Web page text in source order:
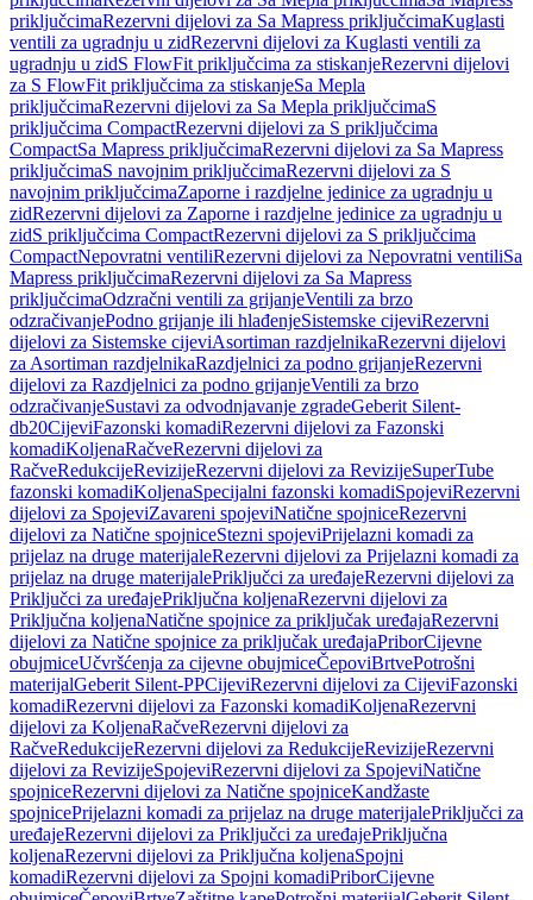
priključcimaRezervni dijelovi za Sa Mapress priključcimaKuglasti
ventili za ugradnju u zidRezervni dijelovi za Kuglasti ventili za
ugradnju u zidS FlowFit priključcima za stiskanjeRezervni dijelovi
za S FlowFit priključcima za stiskanjeSa Mepla
priključcimaRezervni dijelovi za Sa Mepla priključcimaS
priključcima CompactRezervni dijelovi za S priključcima
CompactSa Mapress priključcimaRezervni dijelovi za Sa Mapress
priključcimaS navojnim priključcimaRezervni dijelovi za S
navojnim priključcimaZaporne i razdjelne jedinice za ugradnju u
zidRezervni dijelovi za Zaporne i razdjelne jedinice za ugradnju u
zidS priključcima CompactRezervni dijelovi za S priključcima
CompactNepovratni ventiliRezervni dijelovi za Nepovratni ventiliSa
Mapress priključcimaRezervni dijelovi za Sa Mapress
priključcimaOdzračni ventili za grijanjeVentili za brzo
odzračivanjePodno grijanje ili hlađenjeSistemske cijeviRezervni
dijelovi za Sistemske cijeviAsortiman razdjelnikaRezervni dijelovi
za Asortiman razdjelnikaRazdjelnici za podno grijanjeRezervni
dijelovi za Razdjelnici za podno grijanjeVentili za brzo
odzračivanjeSustavi za odvodnjavanje zgradeGeberit Silent-
db20CijeviFazonski komadiRezervni dijelovi za Fazonski
komadiKoljenaRačveRezervni dijelovi za
RačveRedukcijeRevizijeRezervni dijelovi za RevizijeSuperTube
fazonski komadiKoljenaSpecijalni fazonski komadiSpojeviRezervni
dijelovi za SpojeviZavareni spojeviNatične spojniceRezervni
dijelovi za Natične spojniceStezni spojeviPrijelazni komadi za
prijelaz na druge materijaleRezervni dijelovi za Prijelazni komadi za
prijelaz na druge materijalePriključci za uređajeRezervni dijelovi za
Priključci za uređajePriključna koljenaRezervni dijelovi za
Priključna koljenaNatične spojnice za priključak uređajaRezervni
dijelovi za Natične spojnice za priključak uređajaPriborCijevne
obujmiceUčvršćenja za cijevne obujmiceČepoviBrtvePotrošni
materijalGeberit Silent-PPCijeviRezervni dijelovi za CijeviFazonski
komadiRezervni dijelovi za Fazonski komadiKoljenaRezervni
dijelovi za KoljenaRačveRezervni dijelovi za
RačveRedukcijeRezervni dijelovi za RedukcijeRevizijeRezervni
dijelovi za RevizijeSpojeviRezervni dijelovi za SpojeviNatične
spojniceRezervni dijelovi za Natične spojniceKandžaste
spojnicePrijelazni komadi za prijelaz na druge materijalePriključci za
uređajeRezervni dijelovi za Priključci za uređajePriključna
koljenaRezervni dijelovi za Priključna koljenaSpojni
komadiRezervni dijelovi za Spojni komadiPriborCijevne